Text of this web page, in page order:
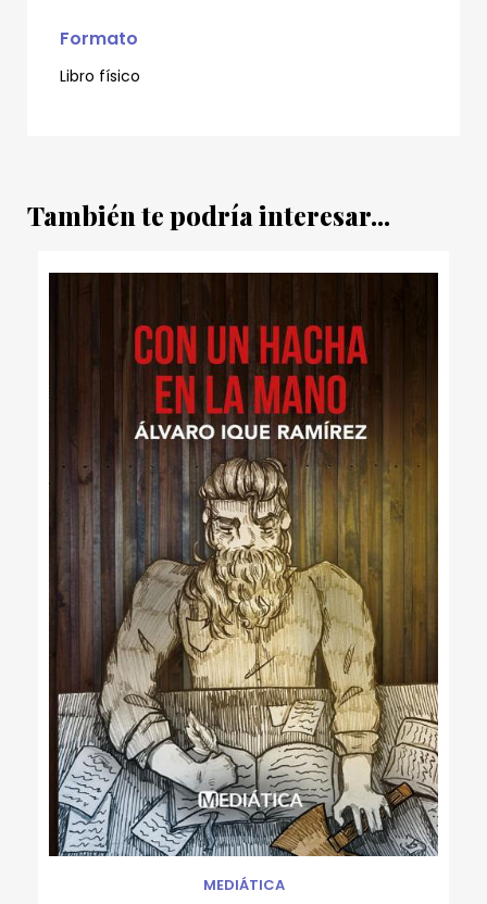
Formato
Libro físico
También te podría interesar...
MEDIÁTICA